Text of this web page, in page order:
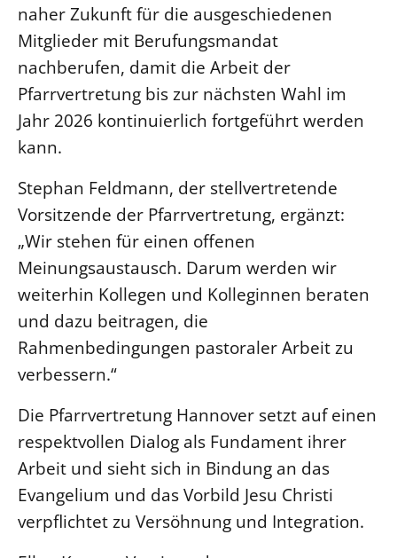
naher Zukunft für die ausgeschiedenen
Mitglieder mit Berufungsmandat
nachberufen, damit die Arbeit der
Pfarrvertretung bis zur nächsten Wahl im
Jahr 2026 kontinuierlich fortgeführt werden
kann.
Stephan Feldmann, der stellvertretende
Vorsitzende der Pfarrvertretung, ergänzt:
„Wir stehen für einen offenen
Meinungsaustausch. Darum werden wir
weiterhin Kollegen und Kolleginnen beraten
und dazu beitragen, die
Rahmenbedingungen pastoraler Arbeit zu
verbessern.“
Die Pfarrvertretung Hannover setzt auf einen
respektvollen Dialog als Fundament ihrer
Arbeit und sieht sich in Bindung an das
Evangelium und das Vorbild Jesu Christi
verpflichtet zu Versöhnung und Integration.
Kantine Speiseplan
Kirchliches Amtsblatt
Kirchliche Verwaltung
Klimaschutzgesetz
Kunstreferat
NKVK
Öffentlichkeitsarbeit
Personalausschuss
Projektmanagement
Recht
Terminstundenplaner